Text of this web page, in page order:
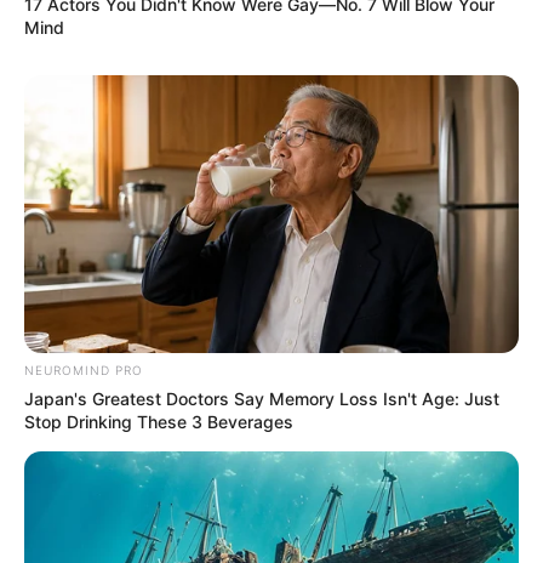
Mind
NEUROMIND PRO
Japan's Greatest Doctors Say Memory Loss Isn't Age: Just
Stop Drinking These 3 Beverages